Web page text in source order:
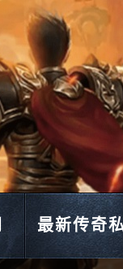
最新传奇